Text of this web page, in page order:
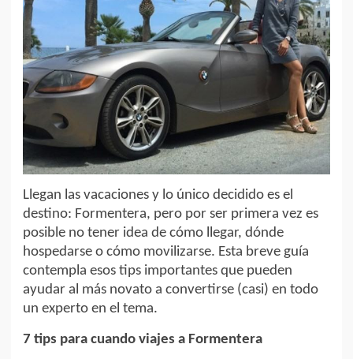
Llegan las vacaciones y lo único decidido es el
destino: Formentera, pero por ser primera vez es
posible no tener idea de cómo llegar, dónde
hospedarse o cómo movilizarse. Esta breve guía
contempla esos tips importantes que pueden
ayudar al más novato a convertirse (casi) en todo
un experto en el tema.
7 tips para cuando viajes a Formentera